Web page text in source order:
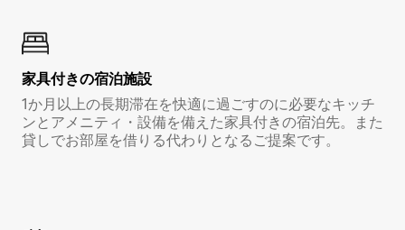
家具付き⁠の宿⁠泊⁠施⁠設
1か月以上の長期滞在を快適に過ごすのに必要なキッチ
ンとアメニティ・設備を備えた家具付きの宿泊先。また
貸しでお部屋を借りる代わりとなるご提案です。